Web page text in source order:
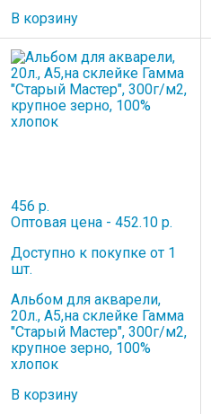
В корзину
456 р.
Оптовая цена - 452.10 р.
Доступно к покупке от 1
шт.
Альбом для акварели,
20л., А5,на склейке Гамма
"Старый Мастер", 300г/м2,
крупное зерно, 100%
хлопок
В корзину